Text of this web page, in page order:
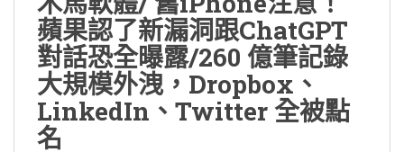
蘋果認了新漏洞跟ChatGPT
對話恐全曝露/260 億筆記錄
大規模外洩，Dropbox、
LinkedIn、Twitter 全被點
名